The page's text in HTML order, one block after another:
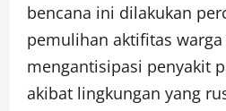
bencana ini dilakukan
pemulihan aktifitas
mengantisipasi penyakit
akibat lingkungan yang